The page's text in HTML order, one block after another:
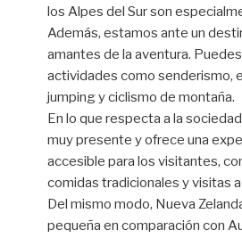
los Alpes del Sur son
Además, estamos ante un
amantes de la aventura.
actividades como senderismo,
jumping y ciclismo de montaña.
En lo que respecta a la
muy presente y ofrece una
accesible para los visitantes,
comidas tradicionales y visitas
Del mismo modo, Nueva
pequeña en comparación con